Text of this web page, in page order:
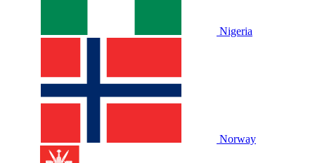
Nigeria
Norway